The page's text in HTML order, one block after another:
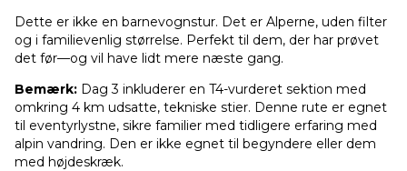
Dette er ikke en barnevognstur. Det er Alperne, uden filter
og i familievenlig størrelse. Perfekt til dem, der har prøvet
det før—og vil have lidt mere næste gang.
Bemærk: Dag 3 inkluderer en T4-vurderet sektion med
omkring 4 km udsatte, tekniske stier. Denne rute er egnet
til eventyrlystne, sikre familier med tidligere erfaring med
alpin vandring. Den er ikke egnet til begyndere eller dem
med højdeskræk.